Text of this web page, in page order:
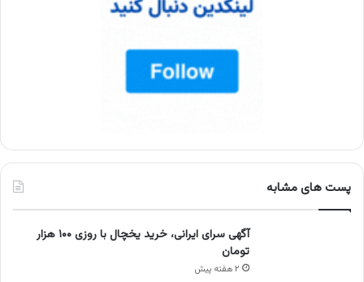
پست های مشابه
آگهی سرای ایرانی، خرید یخچال با روزی ۱۰۰ هزار
تومان
۲ هفته پیش